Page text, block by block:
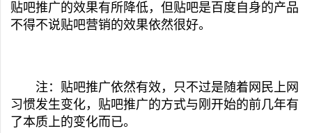
贴吧推广的效果有所降低，但贴吧是百度自身的产品
不得不说贴吧营销的效果依然很好。
注：贴吧推广依然有效，只不过是随着网民上网
习惯发生变化，贴吧推广的方式与刚开始的前几年有
了本质上的变化而已。